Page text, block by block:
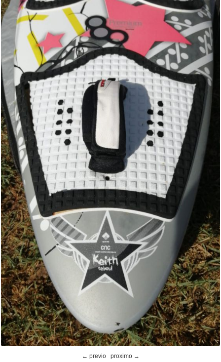
← previo proximo →